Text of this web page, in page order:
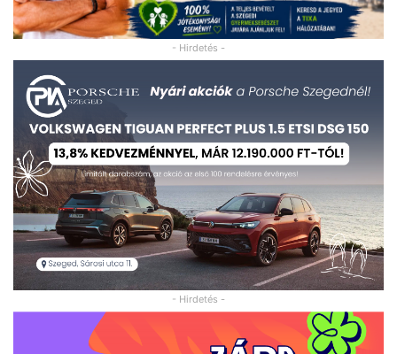
- Hirdetés -
- Hirdetés -